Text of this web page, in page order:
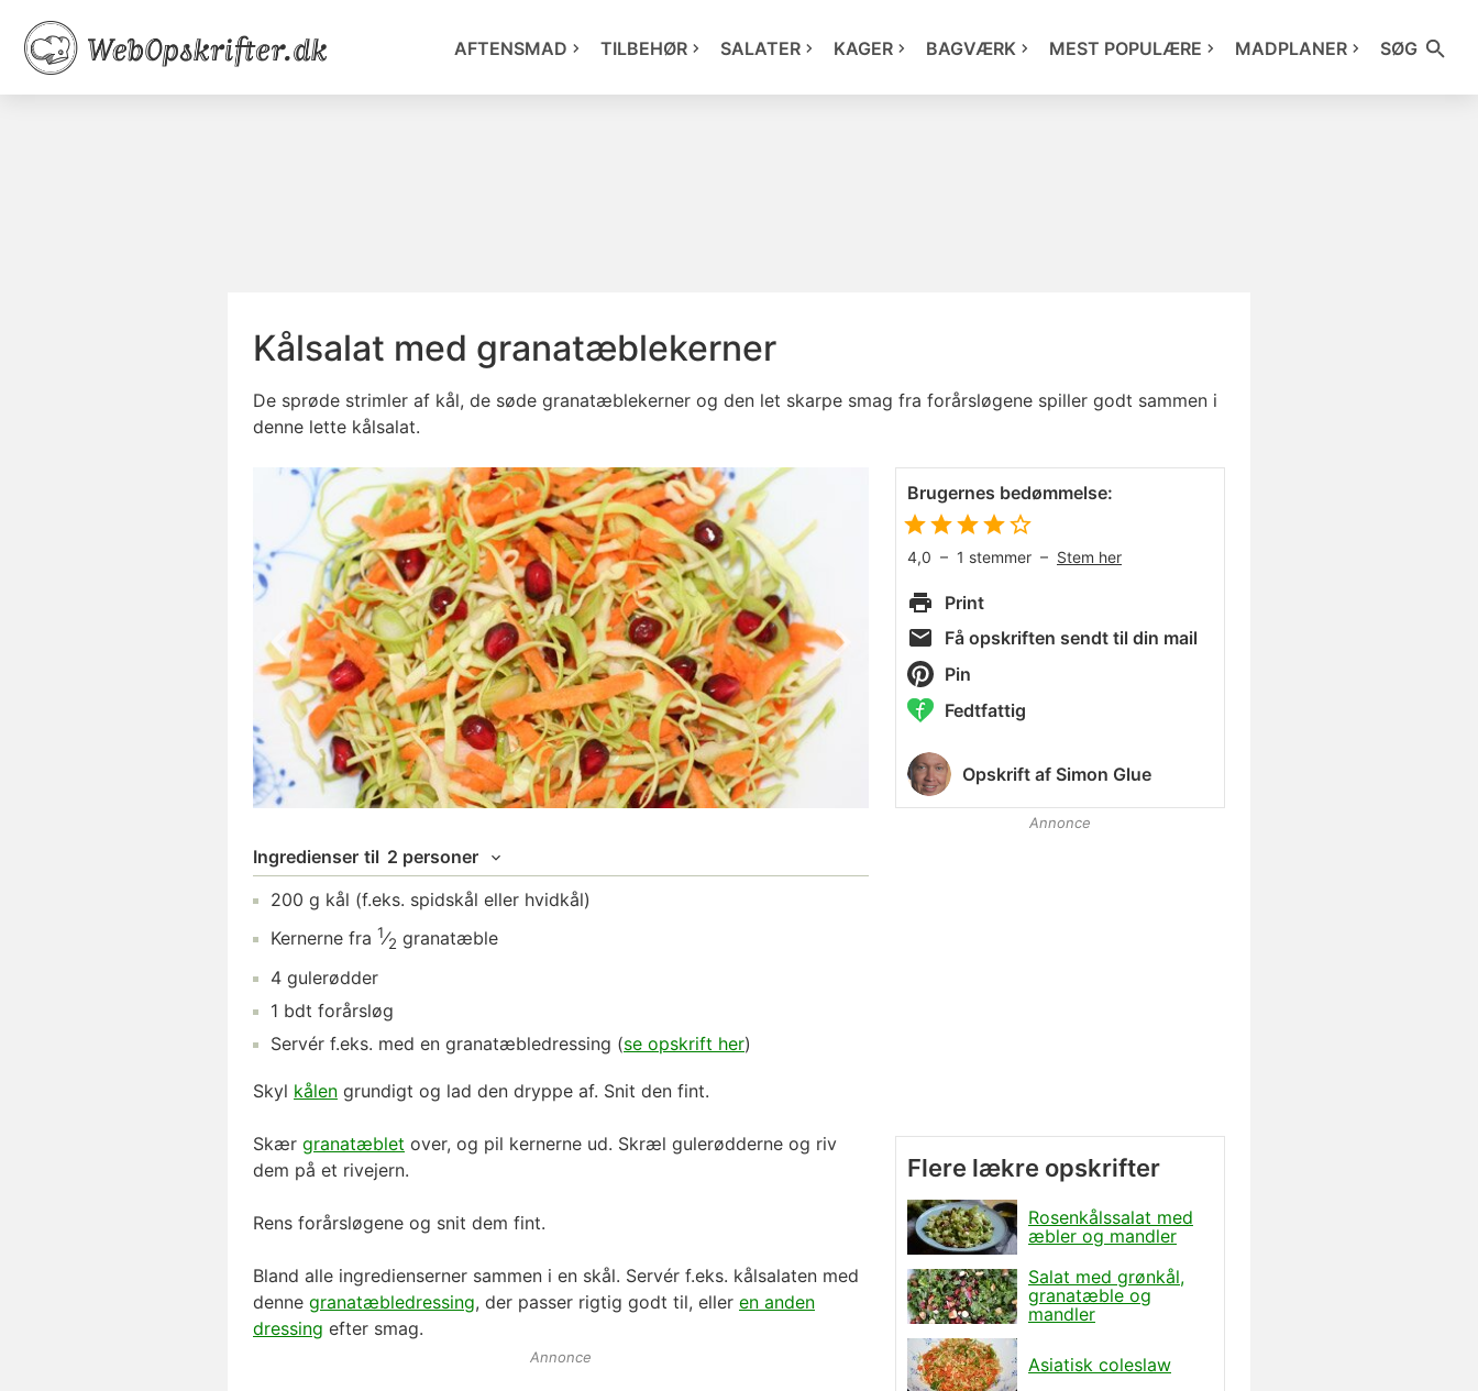
AFTENSMAD TILBEHØR SALATER KAGER BAGVÆRK MEST POPULÆRE MADPLANER SØG
Kålsalat med granatæblekerner
De sprøde strimler af kål, de søde granatæblekerner og den let skarpe smag fra forårsløgene spiller godt sammen i
denne lette kålsalat.
Ingredienser til 2 personer
200 g kål (f.eks. spidskål eller hvidkål)
Kernerne fra 1⁄2 granatæble
4 gulerødder
1 bdt forårsløg
Servér f.eks. med en granatæbledressing (se opskrift her)
Skyl kålen grundigt og lad den dryppe af. Snit den fint.
Skær granatæblet over, og pil kernerne ud. Skræl gulerødderne og riv
dem på et rivejern.
Rens forårsløgene og snit dem fint.
Bland alle ingredienserner sammen i en skål. Servér f.eks. kålsalaten med
denne granatæbledressing, der passer rigtig godt til, eller en anden
dressing efter smag.
Annonce
Brugernes bedømmelse:
4,0 – 1 stemmer – Stem her
Print
Få opskriften sendt til din mail
Pin
Fedtfattig
Opskrift af Simon Glue
Annonce
Flere lækre opskrifter
Rosenkålssalat med
æbler og mandler
Salat med grønkål,
granatæble og
mandler
Asiatisk coleslaw